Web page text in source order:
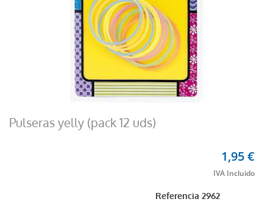
Pulseras yelly (pack 12 uds)
Referencia2962
1,95 €